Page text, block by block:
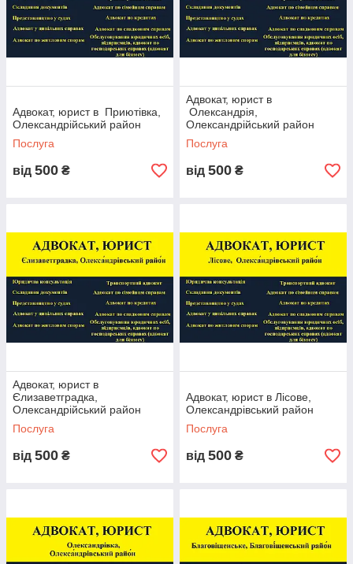
перереєстрації ТОВ
Телефони:
+380984900088 - Viber, Telegram, WhatsApp
+380934900064
Адвокат, юрист в Приютівка,
Олександрійський район
Послуга
від 500 ₴
Адвокат, юрист в
Олександрія,
Олександрійський район
Послуга
від 500 ₴
Адвокат, юрист в
Єлизаветградка,
Олександрійський район
Послуга
від 500 ₴
Адвокат, юрист в Лісове,
Олександрівський район
Послуга
від 500 ₴